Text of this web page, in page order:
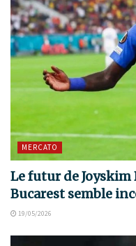
MERCATO
Le futur de Joyskim
Bucarest semble
19/05/2026